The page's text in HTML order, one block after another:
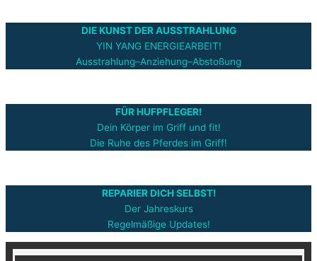
DIE KUNST DER AUSSTRAHLUNG
YIN YANG ENERGIEARBEIT!
Ausstrahlung–Anziehung–Abstoßung
FÜR HUFPFLEGER!
Dein Körper im Griff und fit!
Die Ruhe des Pferdes im Griff!
REPARIER DICH SELBST!
Der Jahreskurs
Regelmäßige Updates!